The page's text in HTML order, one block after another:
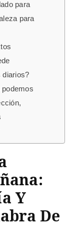
para
para
diarios?
Y
De